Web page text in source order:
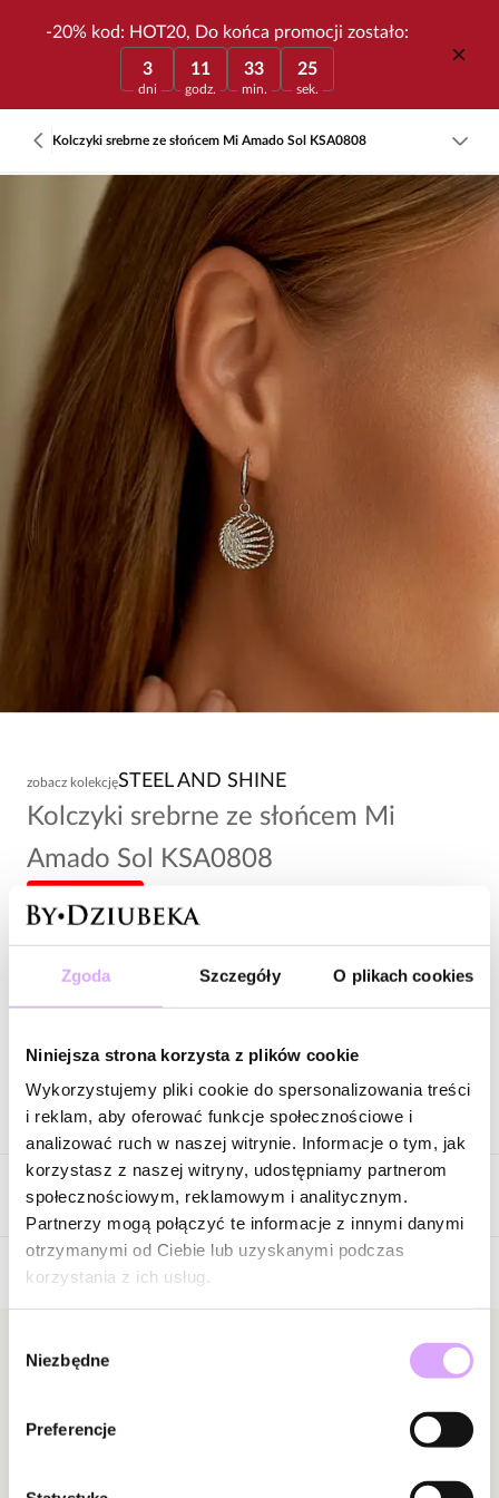
Zgoda Szczegóły O plikach cookies
Niniejsza strona korzysta z plików cookie
Wykorzystujemy pliki cookie do spersonalizowania treści
i reklam, aby oferować funkcje społecznościowe i
analizować ruch w naszej witrynie. Informacje o tym, jak
korzystasz z naszej witryny, udostępniamy partnerom
społecznościowym, reklamowym i analitycznym.
Partnerzy mogą połączyć te informacje z innymi danymi
otrzymanymi od Ciebie lub uzyskanymi podczas
korzystania z ich usług.
zgody
Niezbędne
Preferencje
-20% kod: HOT20, Do końca promocji zostało:
3
dni
11
godz.
33
min.
25
sek.
Kolczyki srebrne ze słońcem Mi Amado Sol KSA0808
zobacz kolekcjęSTEEL AND SHINE
Kolczyki srebrne ze słońcem Mi
Amado Sol KSA0808
121,00 zł
Wysyłka do 2 dni roboczych
Opis produktu
Surowiec: stal szlachetna.
Kolor surowca: srebrny.
Wielkość kolczyków: 3,00 cm x 1,58 cm.
Zobacz inne produkty z kolekcji Steel and Shine
Opinie
Bądź pierwszą osobą, która podzieli się opinią o tym
Powiadomienie
Newsletter